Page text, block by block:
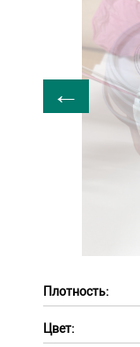
Плотность:
Цвет: